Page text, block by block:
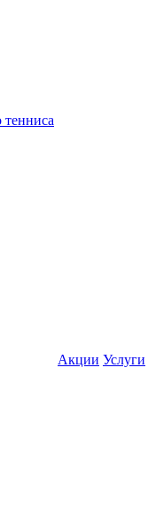
тенниса
Акции Услуги